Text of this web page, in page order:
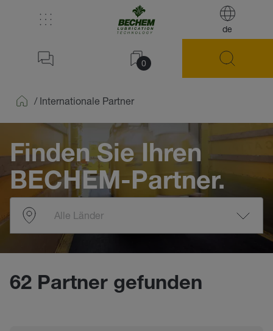
de
0
/ Internationale Partner
Finden Sie Ihren
BECHEM-Partner.
62 Partner gefunden